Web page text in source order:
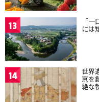
13 「
には
14 世界
京を
絶な